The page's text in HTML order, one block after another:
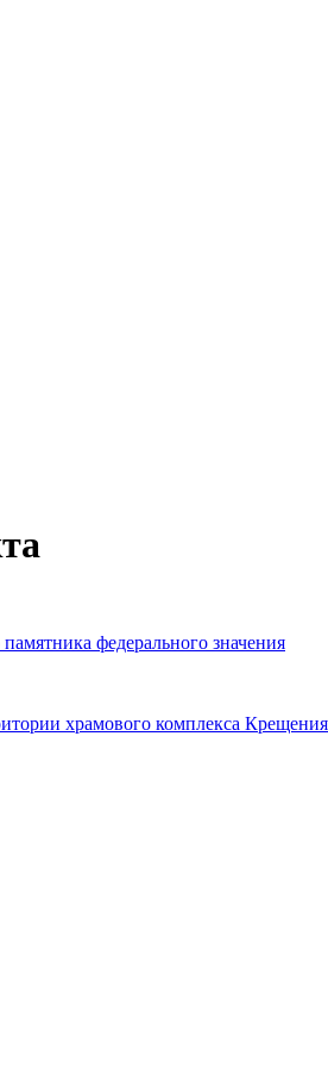
федерального значения
храмового комплекса